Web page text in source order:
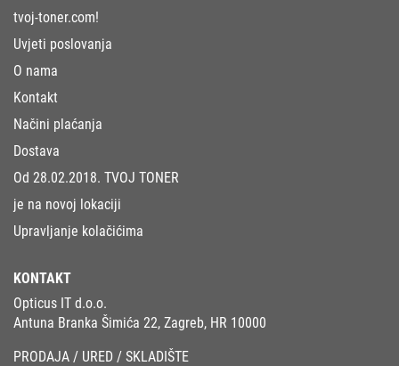
tvoj-toner.com!
Uvjeti poslovanja
O nama
Kontakt
Načini plaćanja
Dostava
Od 28.02.2018. TVOJ TONER
je na novoj lokaciji
Upravljanje kolačićima
KONTAKT
Opticus IT d.o.o.
Antuna Branka Šimića 22, Zagreb, HR 10000
PRODAJA / URED / SKLADIŠTE